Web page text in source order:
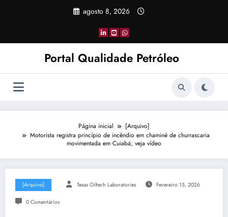
agosto 8, 2026
Portal Qualidade Petróleo
Página inicial
[Arquivo]
Motorista registra princípio de incêndio em chaminé de churrascaria
movimentada em Cuiabá; veja vídeo
[Arquivo] Texas Oiltech Laboratories Fevereiro 15, 2026
0 Comentários